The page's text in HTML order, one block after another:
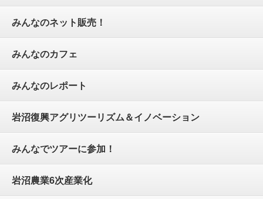
みんなのネット販売！
みんなのカフェ
みんなのレポート
岩沼復興アグリツーリズム＆イノベーション
みんなでツアーに参加！
岩沼農業6次産業化